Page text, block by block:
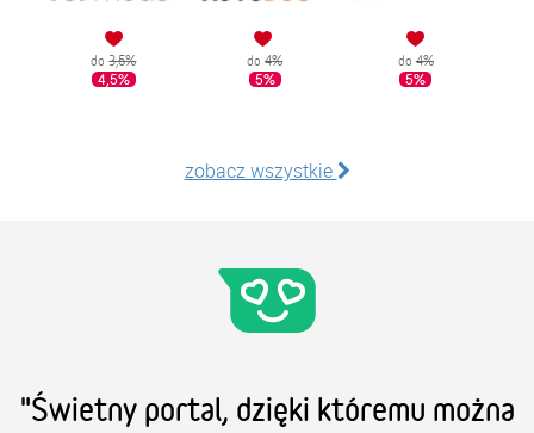
do3,5%
4,5%
do4%
5%
do4%
5%
zobacz wszystkie
"Świetny portal, dzięki któremu można